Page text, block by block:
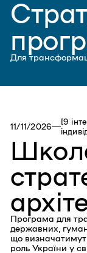
Для
11/11/2026
[9
Програма для
державних,
що
роль України у